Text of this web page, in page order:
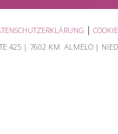
|
425| 7602 KM ALMELO|